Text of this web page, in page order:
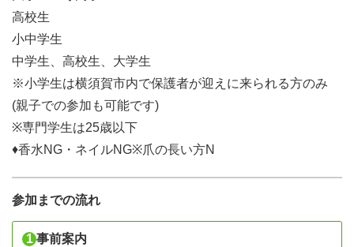
高校生
小中学生
中学生、高校生、大学生
※小学生は横須賀市内で保護者が迎えに来られる方のみ
(親子での参加も可能です)
※専門学生は25歳以下
♦香水NG・ネイルNG※爪の長い方N
参加までの流れ
1 事前案内